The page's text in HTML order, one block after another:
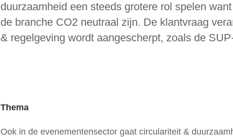
duurzaamheid een steeds grotere rol spelen
de branche CO2 neutraal zijn. De klantvraag
& regelgeving wordt aangescherpt, zoals de
Thema
Ook in de evenementensector gaat circulariteit &